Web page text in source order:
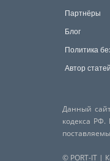
Партнёры
Блог
Политика
Автор
Данный
кодекса
© PORT-IT |